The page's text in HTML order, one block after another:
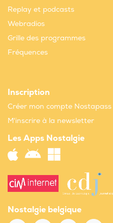
Replay et podcasts
Webradios
Grille des programmes
Fréquences
Inscription
Créer mon compte Nostapass
M'inscrire à la newsletter
Les Apps Nostalgie
Nostalgie belgique